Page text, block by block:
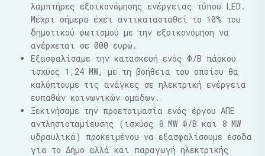
λαμπτήρες εξοικονόμησης ενέργειας τύπου LED.
Μέχρι σήμερα έχει αντικατασταθεί το 10% του
δημοτικού φωτισμού με την εξοικονόμηση να
ανέρχεται σε 000 ευρώ.
Εξασφαλίσαμε την κατασκευή ενός Φ/Β πάρκου
ισχύος 1,24 MW, με τη βοήθεια του οποίου θα
καλύπτουμε τις ανάγκες σε ηλεκτρική ενέργεια
ευπαθών κοινωνικών ομάδων.
Ξεκινήσαμε την προετοιμασία ενός έργου ΑΠΕ
αντλησιοταμίευσης (ισχύος 8 MW Φ/Β και 8 MW
υδραυλικά) προκειμένου να εξασφαλίσουμε έσοδα
για το Δήμο αλλά και παραγωγή ηλεκτρικής